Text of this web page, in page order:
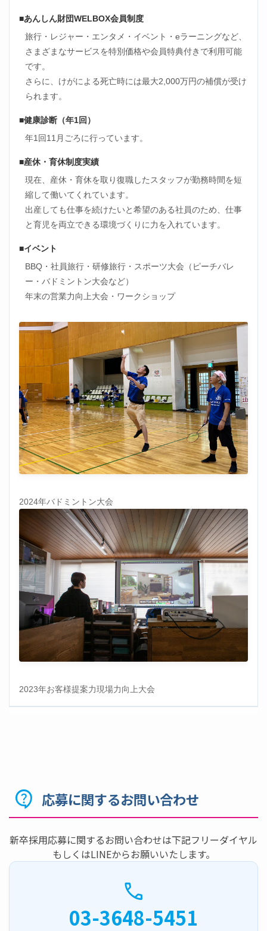
■あんしん財団WELBOX会員制度
旅行・レジャー・エンタメ・イベント・eラーニングなど、
さまざまなサービスを特別価格や会員特典付きで利用可能
です。
さらに、けがによる死亡時には最大2,000万円の補償が受け
られます。
■健康診断（年1回）
年1回11月ごろに行っています。
■産休・育休制度実績
現在、産休・育休を取り復職したスタッフが勤務時間を短
縮して働いてくれています。
出産しても仕事を続けたいと希望のある社員のため、仕事
と育児を両立できる環境づくりに力を入れています。
■イベント
BBQ・社員旅行・研修旅行・スポーツ大会（ピーチバレ
ー・バドミントン大会など）
年末の営業力向上大会・ワークショップ
2024年バドミントン大会
2023年お客様提案力現場力向上大会
contact_support 応募に関するお問い合わせ
新卒採用応募に関するお問い合わせは下記フリーダイヤル
もしくはLINEからお願いいたします。
call
03-3648-5451